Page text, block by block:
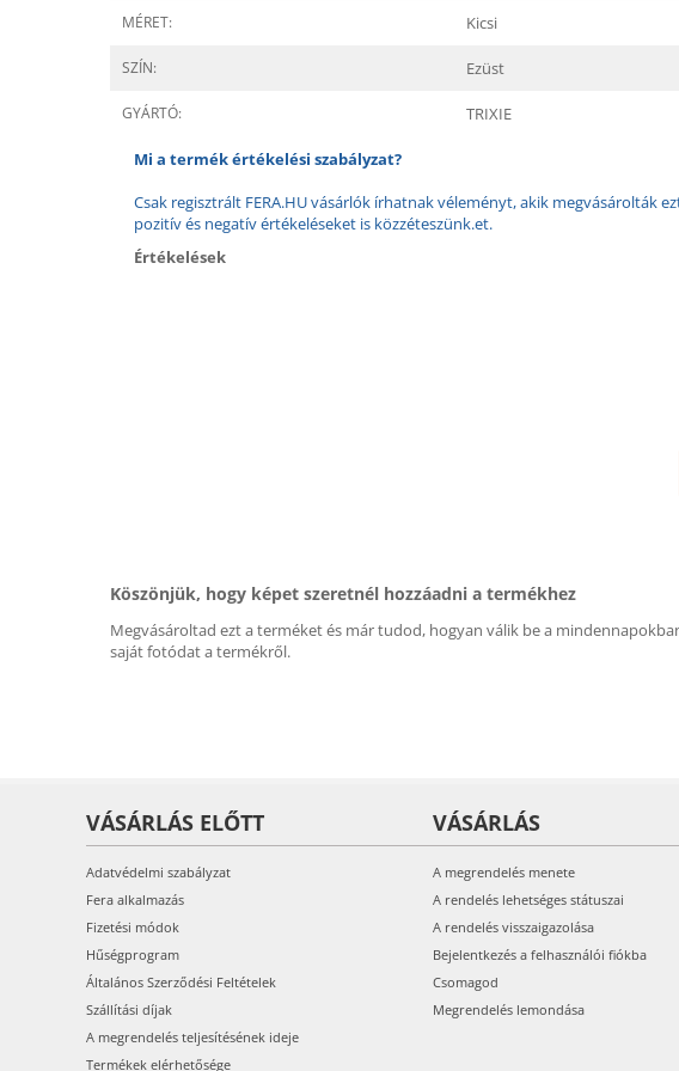
MÉRET: Kicsi
SZÍN: Ezüst
GYÁRTÓ: TRIXIE
Mi a termék értékelési szabályzat?
Csak regisztrált FERA.HU vásárlók írhatnak véleményt, akik megvásárolták
pozitív és negatív értékeléseket is közzéteszünk.et.
Értékelések
Köszönjük, hogy képet szeretnél hozzáadni a termékhez
Megvásároltad ezt a terméket és már tudod, hogyan válik be a
saját fotódat a termékről.
VÁSÁRLÁS ELŐTT
Adatvédelmi szabályzat
Fera alkalmazás
Fizetési módok
Hűségprogram
Általános Szerződési Feltételek
Szállítási díjak
A megrendelés teljesítésének ideje
Termékek elérhetősége
VÁSÁRLÁS
A megrendelés menete
A rendelés lehetséges státuszai
A rendelés visszaigazolása
Bejelentkezés a felhasználói fiókba
Csomagod
Megrendelés lemondása